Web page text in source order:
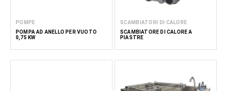
POMPE
POMPA AD ANELLO PER VUOTO
0,75 KW
SCAMBIATORI DI CALORE
SCAMBIATORE DI CALORE A
PIASTRE